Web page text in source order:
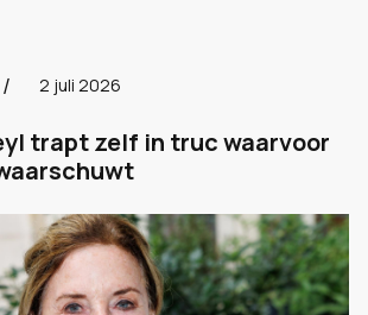
2 juli 2026
trapt zelf in truc waarvoor